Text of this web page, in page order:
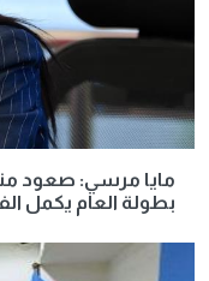
مايا مرسي: صعود
بطولة العام يكمل